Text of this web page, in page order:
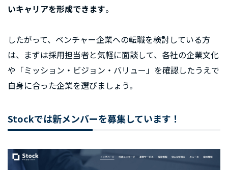
いキャリアを形成できます。
したがって、ベンチャー企業への転職を検討している方
は、まずは採用担当者と気軽に面談して、各社の企業文化
や「ミッション・ビジョン・バリュー」を確認したうえで
自身に合った企業を選びましょう。
Stockでは新メンバーを募集しています！